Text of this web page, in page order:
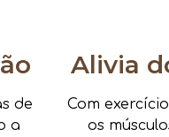
de
a
Alivia
Com
os